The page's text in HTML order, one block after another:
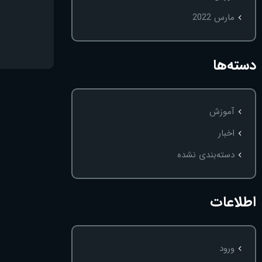
مارس 2022
دسته‌ها
آموزش
اخبار
دسته‌بندی نشده
اطلاعات
ورود